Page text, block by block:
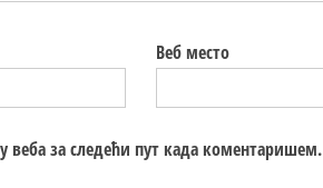
Веб место
веба за следећи пут када коментаришем.